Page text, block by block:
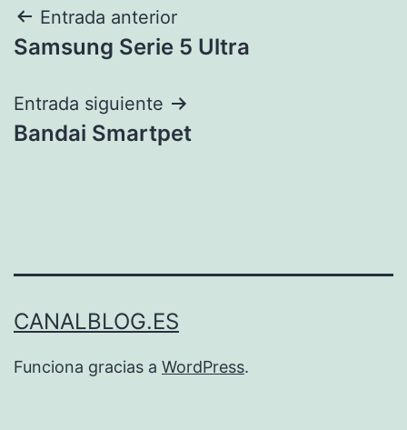
Navegación
de
entradas
Entrada anterior
Samsung Serie 5 Ultra
Entrada siguiente
Bandai Smartpet
CANALBLOG.ES
Funciona gracias a WordPress.